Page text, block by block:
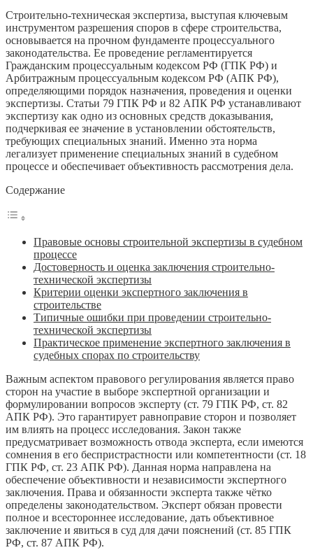
Строительно-техническая экспертиза, выступая ключевым
инструментом разрешения споров в сфере строительства,
основывается на прочном фундаменте процессуального
законодательства. Ее проведение регламентируется
Гражданским процессуальным кодексом РФ (ГПК РФ) и
Арбитражным процессуальным кодексом РФ (АПК РФ),
определяющими порядок назначения, проведения и оценки
экспертизы. Статьи 79 ГПК РФ и 82 АПК РФ устанавливают
экспертизу как одно из основных средств доказывания,
подчеркивая ее значение в установлении обстоятельств,
требующих специальных знаний. Именно эта норма
легализует применение специальных знаний в судебном
процессе и обеспечивает объективность рассмотрения дела.
Содержание
Правовые основы строительной экспертизы в судебном
процессе
Достоверность и оценка заключения строительно-
технической экспертизы
Критерии оценки экспертного заключения в
строительстве
Типичные ошибки при проведении строительно-
технической экспертизы
Практическое применение экспертного заключения в
судебных спорах по строительству
Важным аспектом правового регулирования является право
сторон на участие в выборе экспертной организации и
формулировании вопросов эксперту (ст. 79 ГПК РФ, ст. 82
АПК РФ). Это гарантирует равноправие сторон и позволяет
им влиять на процесс исследования. Закон также
предусматривает возможность отвода эксперта, если имеются
сомнения в его беспристрастности или компетентности (ст. 18
ГПК РФ, ст. 23 АПК РФ). Данная норма направлена на
обеспечение объективности и независимости экспертного
заключения. Права и обязанности эксперта также чётко
определены законодательством. Эксперт обязан провести
полное и всестороннее исследование, дать объективное
заключение и явиться в суд для дачи пояснений (ст. 85 ГПК
РФ, ст. 87 АПК РФ).